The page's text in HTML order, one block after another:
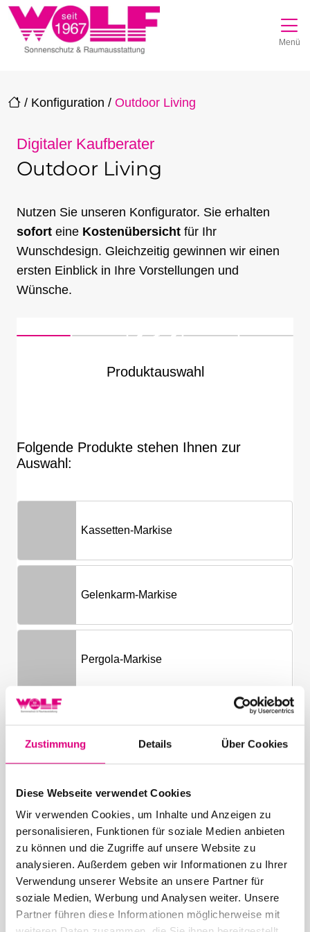
Zustimmung Details Über Cookies
Diese Webseite verwendet Cookies
Wir verwenden Cookies, um Inhalte und Anzeigen zu
personalisieren, Funktionen für soziale Medien anbieten
zu können und die Zugriffe auf unsere Website zu
analysieren. Außerdem geben wir Informationen zu Ihrer
Verwendung unserer Website an unsere Partner für
soziale Medien, Werbung und Analysen weiter. Unsere
Partner führen diese Informationen möglicherweise mit
zur Top-Navigation
zur Hauptnavigation
Inhalt springen
zum Footer
Hauptnavigation Menü
/ Konfiguration / Outdoor Living
Digitaler Kaufberater
Outdoor Living
Nutzen Sie unseren Konfigurator. Sie erhalten
sofort eine Kostenübersicht für Ihr
Wunschdesign. Gleichzeitig gewinnen wir einen
ersten Einblick in Ihre Vorstellungen und
Wünsche.